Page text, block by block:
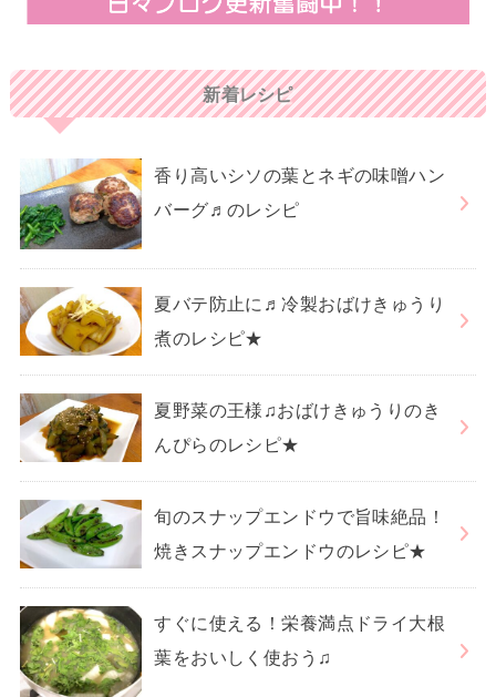
新着レシピ
香り高いシソの葉とネギの味噌ハン
バーグ♬のレシピ
夏バテ防止に♬冷製おばけきゅうり
煮のレシピ★
夏野菜の王様♫おばけきゅうりのき
んぴらのレシピ★
旬のスナップエンドウで旨味絶品！
焼きスナップエンドウのレシピ★
すぐに使える！栄養満点ドライ大根
葉をおいしく使おう♫